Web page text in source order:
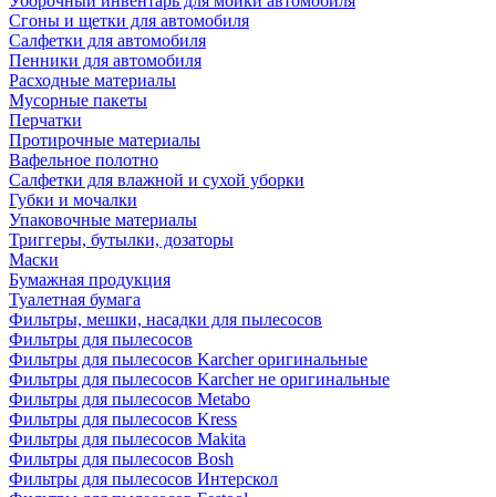
Сгоны и щетки для автомобиля
Салфетки для автомобиля
Пенники для автомобиля
Расходные материалы
Мусорные пакеты
Перчатки
Протирочные материалы
Вафельное полотно
Салфетки для влажной и сухой уборки
Губки и мочалки
Упаковочные материалы
Триггеры, бутылки, дозаторы
Маски
Бумажная продукция
Туалетная бумага
Фильтры, мешки, насадки для пылесосов
Фильтры для пылесосов
Фильтры для пылесосов Karcher оригинальные
Фильтры для пылесосов Karcher не оригинальные
Фильтры для пылесосов Metabo
Фильтры для пылесосов Kress
Фильтры для пылесосов Makita
Фильтры для пылесосов Bosh
Фильтры для пылесосов Интерскол